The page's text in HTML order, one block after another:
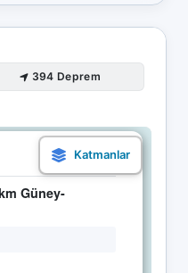
394 Deprem
07.05 20:46
Güney-
×